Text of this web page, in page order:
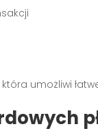
umożliwi